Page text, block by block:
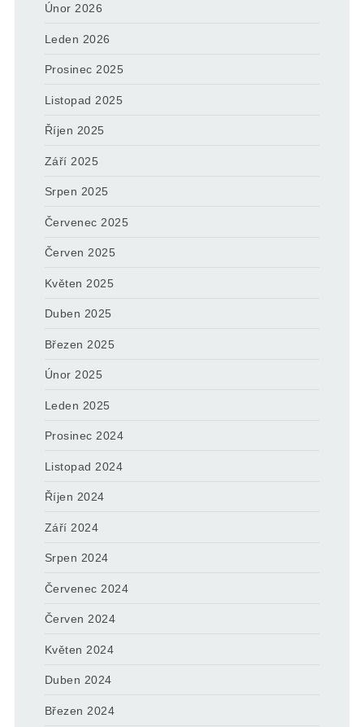
Únor 2026
Leden 2026
Prosinec 2025
Listopad 2025
Říjen 2025
Září 2025
Srpen 2025
Červenec 2025
Červen 2025
Květen 2025
Duben 2025
Březen 2025
Únor 2025
Leden 2025
Prosinec 2024
Listopad 2024
Říjen 2024
Září 2024
Srpen 2024
Červenec 2024
Červen 2024
Květen 2024
Duben 2024
Březen 2024